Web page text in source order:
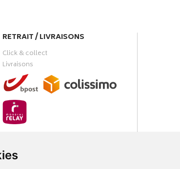
RETRAIT / LIVRAISONS
Click & collect
Livraisons